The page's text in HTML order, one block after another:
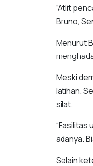
“Atlit
Bruno,
Menurut
Meski
latihan.
silat.
“Fasilitas
adanya.
Selain